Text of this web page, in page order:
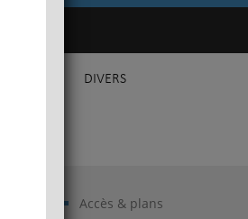
DIVERS
Accès & plans